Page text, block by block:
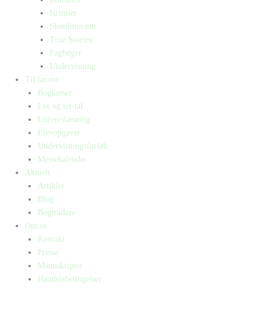
Krimier
Skønlitteratur
True Stories
Fagbøger
Undervisning
Til lærere
Bogkasser
Lix og let-tal
Universlæsning
Elevopgaver
Undervisningsforløb
Messekalender
Aktuelt
Artikler
Blog
Bogtrailere
Om os
Kontakt
Presse
Manuskripter
Handelsbetingelser